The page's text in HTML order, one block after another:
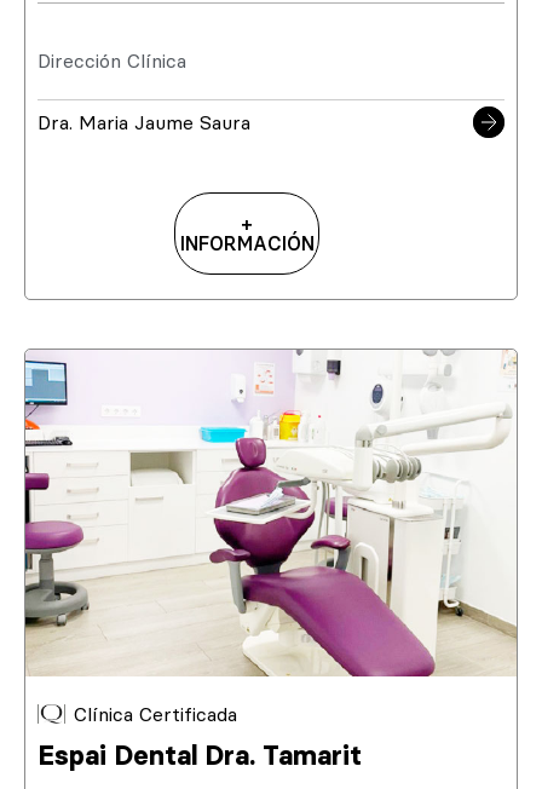
Dirección Clínica
Dra. Maria Jaume Saura
+
INFORMACIÓN
Clínica Certificada
Espai Dental Dra. Tamarit